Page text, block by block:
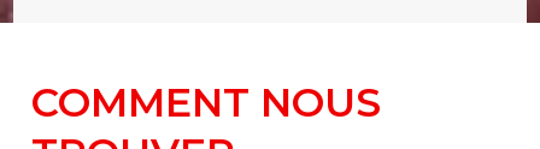
COMMENT NOUS